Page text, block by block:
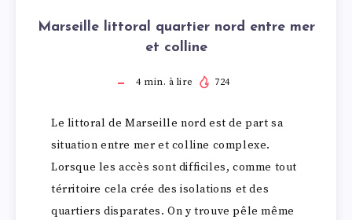
Marseille littoral quartier nord entre mer
et colline
4min. à lire 724
Le littoral de Marseille nord est de part sa
situation entre mer et colline complexe.
Lorsque les accès sont difficiles, comme tout
térritoire cela crée des isolations et des
quartiers disparates. On y trouve pêle même